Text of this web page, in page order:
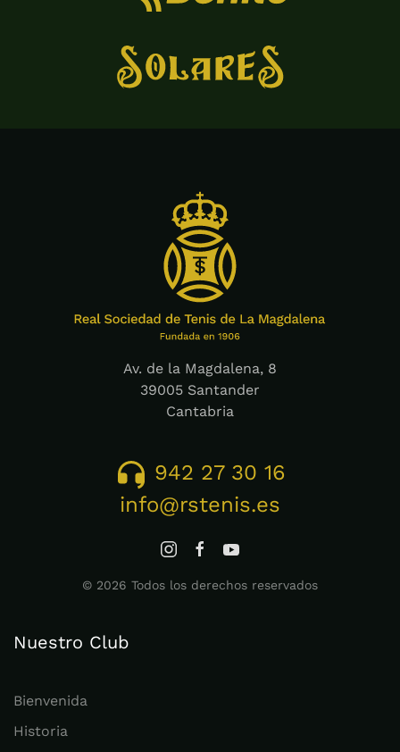
Av. de la Magdalena, 8
39005 Santander
Cantabria
942 27 30 16
info@rstenis.es
© 2026 Todos los derechos reservados
Nuestro Club
Bienvenida
Historia